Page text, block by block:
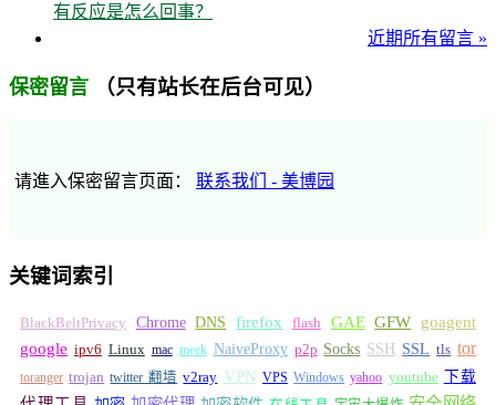
有反应是怎么回事？
近期所有留言 »
保密留言 （只有站长在后台可见）
请進入保密留言页面： 联系我们 - 美博园
关键词索引
BlackBeltPrivacy Chrome DNS firefox flash GAE GFW
goagent
google ipv6 Linux mac meek NaiveProxy p2p Socks SSH SSL tls tor
toranger trojan twitter 翻墙 v2ray VPN VPS Windows yahoo youtube 下载